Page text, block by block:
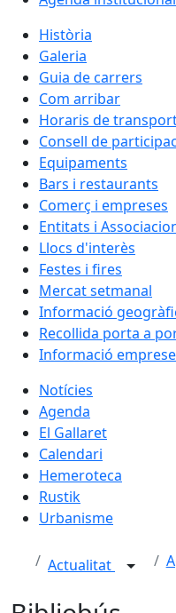
Història
Galeria
Guia de carrers
Com arribar
Horaris de
Consell de
Equipaments
Bars i restaurants
Comerç i empreses
Entitats i
Llocs d'interès
Festes i fires
Mercat setmanal
Informació
Recollida porta a
Informació
Notícies
Agenda
El Gallaret
Calendari
Hemeroteca
Rustik
Urbanisme
Actualitat